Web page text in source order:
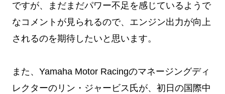
ですが、まだまだパワー不足を感じているようで
なコメントが見られるので、エンジン出力が向上
されるのを期待したいと思います。
また、Yamaha Motor Racingのマネージングディ
レクターのリン・ジャービス氏が、初日の国際中